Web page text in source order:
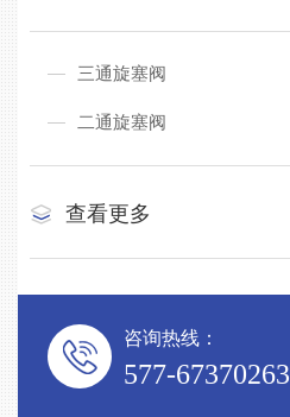
三通旋塞阀
二通旋塞阀
查看更多
咨询热线：
577-67370263